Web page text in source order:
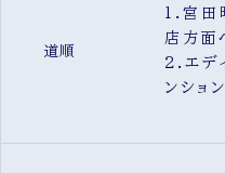
道順
1.宮田
店方面
2.エデ
ンショ